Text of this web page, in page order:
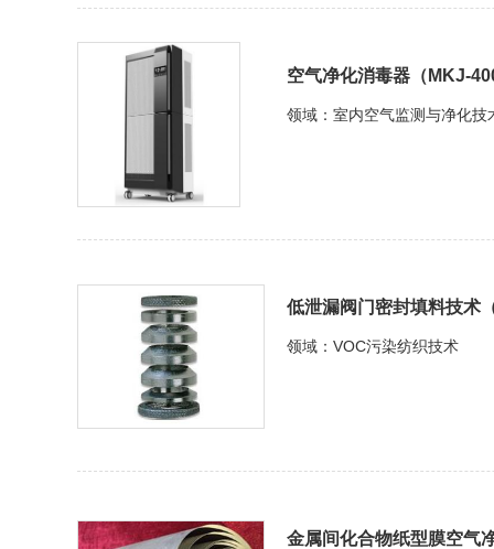
空气净化消毒器（MKJ-
领域：室内空气监测与净化技
低泄漏阀门密封填料技术
领域：VOC污染纺织技术
金属间化合物纸型膜空气